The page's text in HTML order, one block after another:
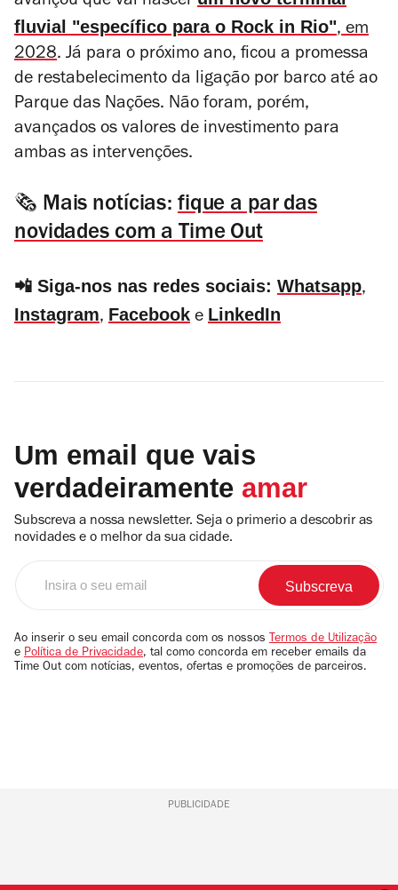
fluvial "específico para o Rock in Rio", em
2028. Já para o próximo ano, ficou a promessa
de restabelecimento da ligação por barco até ao
Parque das Nações. Não foram, porém,
avançados os valores de investimento para
ambas as intervenções.
🗞️ Mais notícias:fique a par das
novidades com a Time Out
📲 Siga-nos nas redes sociais: Whatsapp,
Instagram, Facebook e LinkedIn
Um email que vais
verdadeiramente amar
Subscreva a nossa newsletter. Seja o primerio a descobrir as
novidades e o melhor da sua cidade.
email
Ao inserir o seu email concorda com os nossos Termos de Utilização
e Política de Privacidade, tal como concorda em receber emails da
Time Out com notícias, eventos, ofertas e promoções de parceiros.
PUBLICIDADE